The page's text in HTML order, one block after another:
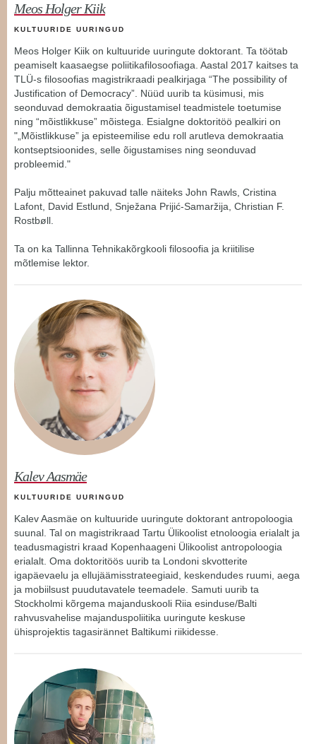
Meos Holger Kiik
KULTUURIDE UURINGUD
Meos Holger Kiik on kultuuride uuringute doktorant. Ta töötab
peamiselt kaasaegse poliitikafilosoofiaga. Aastal 2017 kaitses ta
TLÜ-s filosoofias magistrikraadi pealkirjaga “The possibility of
Justification of Democracy”. Nüüd uurib ta küsimusi, mis
seonduvad demokraatia õigustamisel teadmistele toetumise
ning “mõistlikkuse” mõistega. Esialgne doktoritöö pealkiri on
"„Mõistlikkuse” ja episteemilise edu roll arutleva demokraatia
kontseptsioonides, selle õigustamises ning seonduvad
probleemid."
Palju mõtteainet pakuvad talle näiteks John Rawls, Cristina
Lafont, David Estlund, Snježana Prijić-Samaržija, Christian F.
Rostbøll.
Ta on ka Tallinna Tehnikakõrgkooli filosoofia ja kriitilise
mõtlemise lektor.
Kalev Aasmäe
KULTUURIDE UURINGUD
Kalev Aasmäe on kultuuride uuringute doktorant antropoloogia
suunal. Tal on magistrikraad Tartu Ülikoolist etnoloogia erialalt ja
teadusmagistri kraad Kopenhaageni Ülikoolist antropoloogia
erialalt. Oma doktoritöös uurib ta Londoni skvotterite
igapäevaelu ja ellujäämisstrateegiaid, keskendudes ruumi, aega
ja mobiilsust puudutavatele teemadele. Samuti uurib ta
Stockholmi kõrgema majanduskooli Riia esinduse/Balti
rahvusvahelise majanduspoliitika uuringute keskuse
ühisprojektis tagasirännet Baltikumi riikidesse.